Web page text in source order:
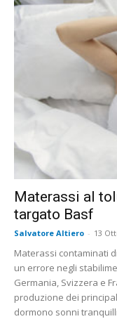
Materassi al
targato Basf
Salvatore Altiero - 13
Materassi contaminati
un errore negli
Germania, Svizzera e
produzione dei
dormono sonni tranquilli